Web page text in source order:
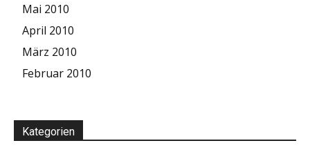
Mai 2010
April 2010
März 2010
Februar 2010
Kategorien